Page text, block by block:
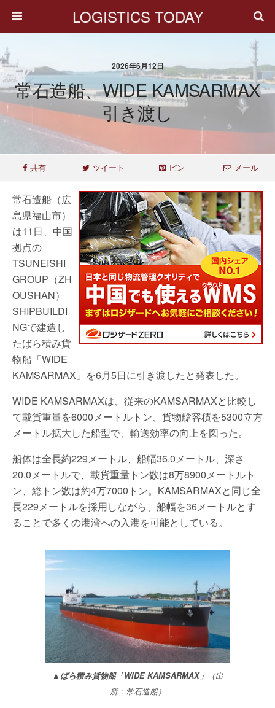
LOGISTICS TODAY
2026年6月12日
常石造船、WIDE KAMSARMAX
引き渡し
共有 ツイート ピン メール
常石造船（広
島県福山市）
は11日、中国
拠点の
TSUNEISHI
GROUP（ZH
OUSHAN）
SHIPBUILDI
NGで建造し
たばら積み貨
物船「WIDE
KAMSARMAX」を6月5日に引き渡したと発表した。
WIDE KAMSARMAXは、従来のKAMSARMAXと比較し
て載貨重量を6000メートルトン、貨物艙容積を5300立方
メートル拡大した船型で、輸送効率の向上を図った。
船体は全長約229メートル、船幅36.0メートル、深さ
20.0メートルで、載貨重量トン数は8万8900メートルト
ン、総トン数は約4万7000トン。KAMSARMAXと同じ全
長229メートルを採用しながら、船幅を36メートルとす
ることで多くの港湾への入港を可能としている。
▲ばら積み貨物船「WIDE KAMSARMAX」
（出
所：常石造船）